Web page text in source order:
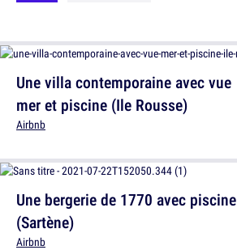
Une villa contemporaine avec vue
mer et piscine (Ile Rousse)
Airbnb
Une bergerie de 1770 avec piscine
(Sartène)
Airbnb